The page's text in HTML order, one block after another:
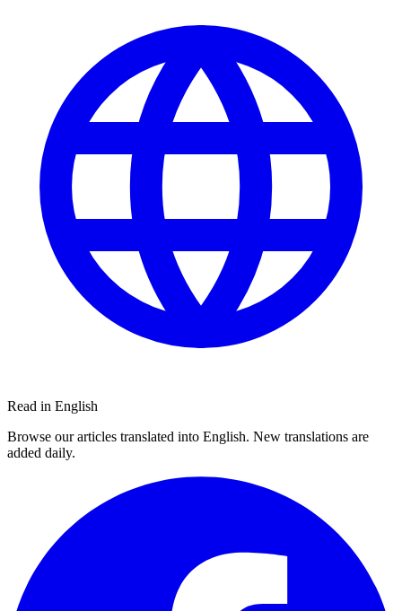
Read in English
Browse our articles translated into English. New translations are
added daily.